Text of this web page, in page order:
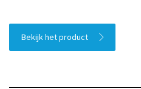
Bekijk het product